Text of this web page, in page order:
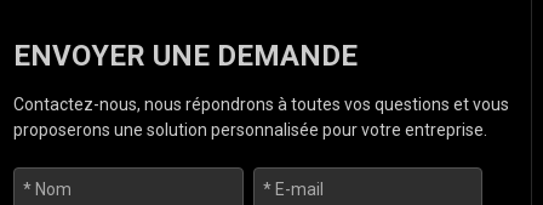
ENVOYER UNE DEMANDE
Contactez-nous, nous répondrons à toutes vos questions et vous
proposerons une solution personnalisée pour votre entreprise.